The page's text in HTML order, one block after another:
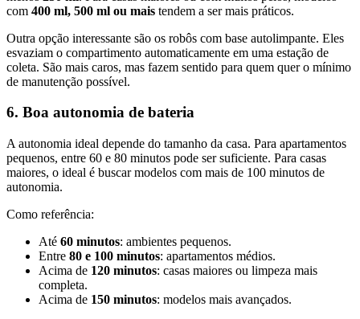
com 400 ml, 500 ml ou mais tendem a ser mais práticos.
Outra opção interessante são os robôs com base autolimpante. Eles
esvaziam o compartimento automaticamente em uma estação de
coleta. São mais caros, mas fazem sentido para quem quer o mínimo
de manutenção possível.
6. Boa autonomia de bateria
A autonomia ideal depende do tamanho da casa. Para apartamentos
pequenos, entre 60 e 80 minutos pode ser suficiente. Para casas
maiores, o ideal é buscar modelos com mais de 100 minutos de
autonomia.
Como referência:
Até 60 minutos: ambientes pequenos.
Entre 80 e 100 minutos: apartamentos médios.
Acima de 120 minutos: casas maiores ou limpeza mais
completa.
Acima de 150 minutos: modelos mais avançados.